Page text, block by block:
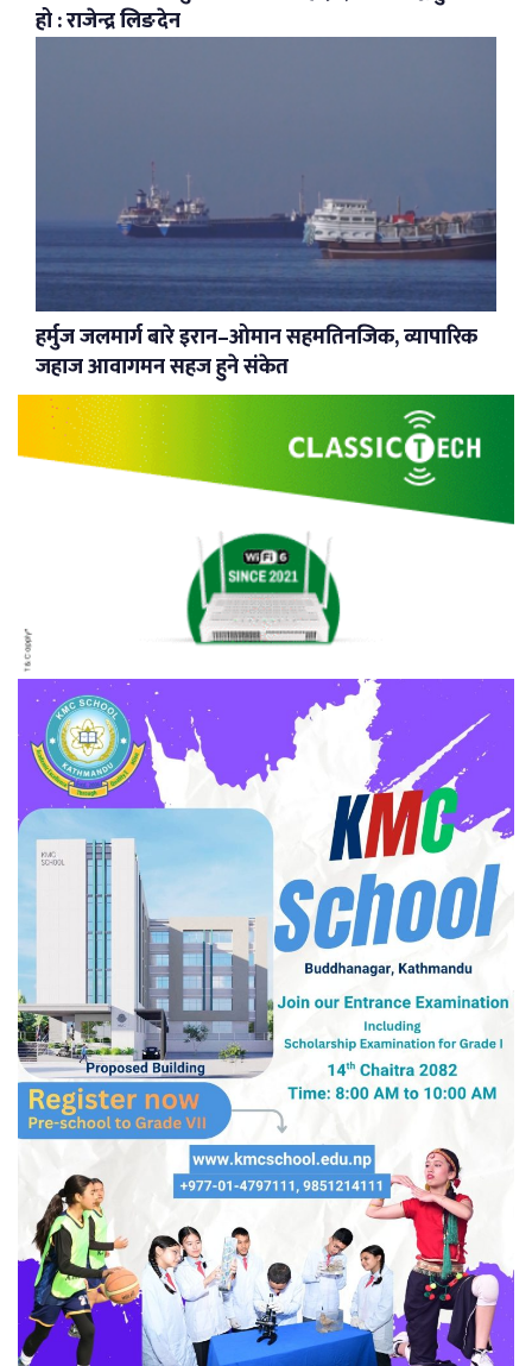
हो : राजेन्द्र लिङदेन
हर्मुज जलमार्ग बारे इरान–ओमान सहमतिनजिक, व्यापारिक
जहाज आवागमन सहज हुने संकेत